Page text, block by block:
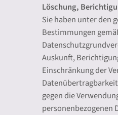
Löschung,
Sie haben unter den
Bestimmungen
Auskunft,
Einschränkung der
gegen die
personenbezogenen